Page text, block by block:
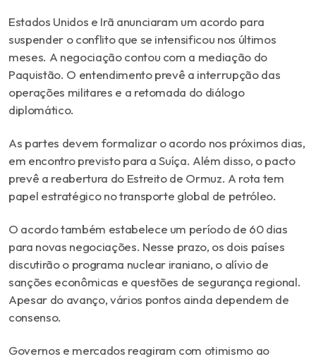
Estados Unidos e Irã anunciaram um acordo para
suspender o conflito que se intensificou nos últimos
meses. A negociação contou com a mediação do
Paquistão. O entendimento prevê a interrupção das
operações militares e a retomada do diálogo
diplomático.
As partes devem formalizar o acordo nos próximos dias,
em encontro previsto para a Suíça. Além disso, o pacto
prevê a reabertura do Estreito de Ormuz. A rota tem
papel estratégico no transporte global de petróleo.
O acordo também estabelece um período de 60 dias
para novas negociações. Nesse prazo, os dois países
discutirão o programa nuclear iraniano, o alívio de
sanções econômicas e questões de segurança regional.
Apesar do avanço, vários pontos ainda dependem de
consenso.
Governos e mercados reagiram com otimismo ao